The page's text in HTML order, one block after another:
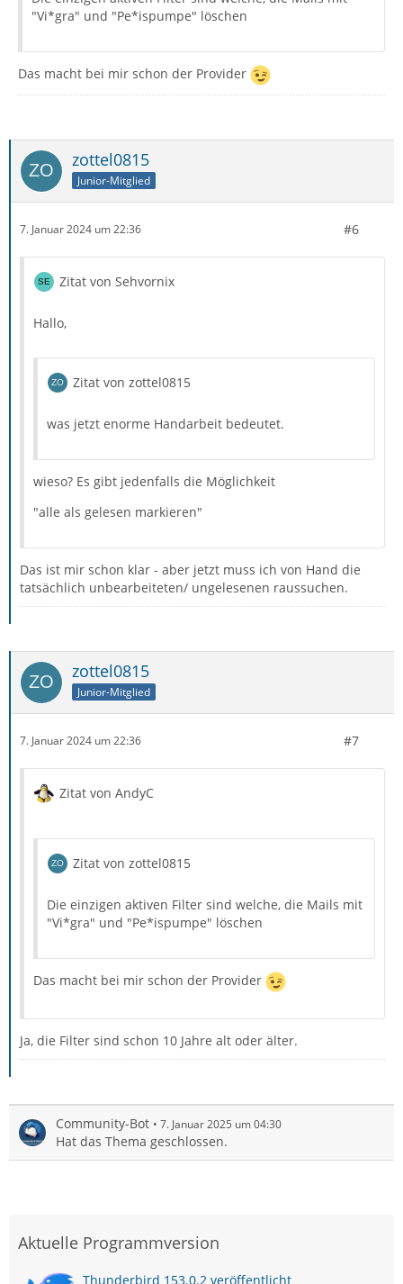
"Vi*gra" und "Pe*ispumpe" löschen
Das macht bei mir schon der Provider
zottel0815
Junior-Mitglied
7. Januar 2024 um 22:36 #6
Zitat von Sehvornix
Hallo,
Zitat von zottel0815
was jetzt enorme Handarbeit bedeutet.
wieso? Es gibt jedenfalls die Möglichkeit
"alle als gelesen markieren"
Das ist mir schon klar - aber jetzt muss ich von Hand die
tatsächlich unbearbeiteten/ ungelesenen raussuchen.
zottel0815
Junior-Mitglied
7. Januar 2024 um 22:36 #7
Zitat von AndyC
Zitat von zottel0815
Die einzigen aktiven Filter sind welche, die Mails mit
"Vi*gra" und "Pe*ispumpe" löschen
Das macht bei mir schon der Provider
Ja, die Filter sind schon 10 Jahre alt oder älter.
Community-Bot 7. Januar 2025 um 04:30
Hat das Thema geschlossen.
Aktuelle Programmversion
Thunderbird 153.0.2 veröffentlicht